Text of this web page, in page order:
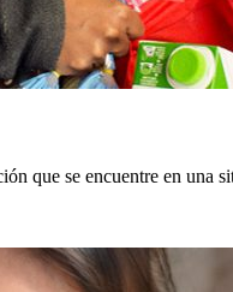
que se encuentre en una